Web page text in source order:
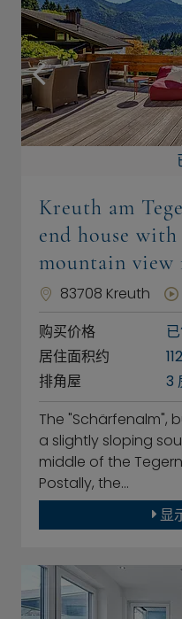
Kreuth am
end house
mountain view
83708 Kreuth
购买价格
居住面积约
排角屋
3
The "Schärfenalm",
a slightly sloping
middle of the
Postally, the…
显